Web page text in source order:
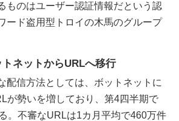
ものはユーザー認証情報だという認
ード盗用型トロイの木馬のグループ
ネットからURLへ移行
信方法としては、ボットネットに
が勢いを増しており、第4四半期で
。不審なURLは1カ月平均で460万件